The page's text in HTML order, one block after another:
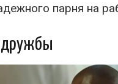
парня на
дружбы